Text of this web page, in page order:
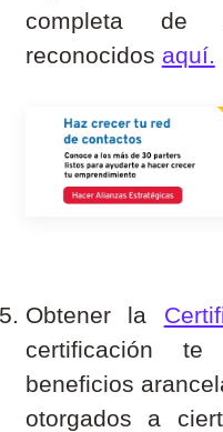
completa de
reconocidos aquí.
Obtener la
certificación
beneficios
otorgados a